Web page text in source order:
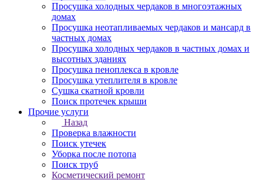
Просушка холодных чердаков в многоэтажных
домах
Просушка неотапливаемых чердаков и мансард в
частных домах
Просушка холодных чердаков в частных домах и
высотных зданиях
Просушка пеноплекса в кровле
Просушка утеплителя в кровле
Сушка скатной кровли
Поиск протечек крыши
Прочие услуги
Назад
Проверка влажности
Поиск утечек
Уборка после потопа
Поиск труб
Косметический ремонт